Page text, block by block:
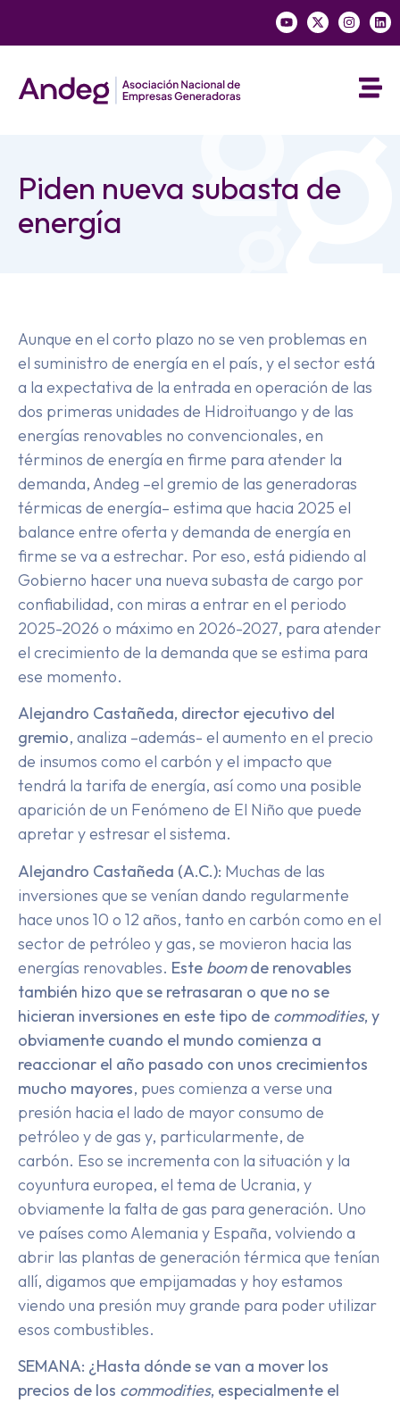
Piden nueva subasta de
energía
Aunque en el corto plazo no se ven problemas en
el suministro de energía en el país, y el sector está
a la expectativa de la entrada en operación de las
dos primeras unidades de Hidroituango y de las
energías renovables no convencionales, en
términos de energía en firme para atender la
demanda, Andeg –el gremio de las generadoras
térmicas de energía– estima que hacia 2025 el
balance entre oferta y demanda de energía en
firme se va a estrechar. Por eso, está pidiendo al
Gobierno hacer una nueva subasta de cargo por
confiabilidad, con miras a entrar en el periodo
2025-2026 o máximo en 2026-2027, para atender
el crecimiento de la demanda que se estima para
ese momento.
Alejandro Castañeda, director ejecutivo del
gremio, analiza –además- el aumento en el precio
de insumos como el carbón y el impacto que
tendrá la tarifa de energía, así como una posible
aparición de un Fenómeno de El Niño que puede
apretar y estresar el sistema.
Alejandro Castañeda (A.C.): Muchas de las
inversiones que se venían dando regularmente
hace unos 10 o 12 años, tanto en carbón como en el
sector de petróleo y gas, se movieron hacia las
energías renovables. Este boomde renovables
también hizo que se retrasaran o que no se
hicieran inversiones en este tipo de commodities, y
obviamente cuando el mundo comienza a
reaccionar el año pasado con unos crecimientos
mucho mayores, pues comienza a verse una
presión hacia el lado de mayor consumo de
petróleo y de gas y, particularmente, de
carbón. Eso se incrementa con la situación y la
coyuntura europea, el tema de Ucrania, y
obviamente la falta de gas para generación. Uno
ve países como Alemania y España, volviendo a
abrir las plantas de generación térmica que tenían
allí, digamos que empijamadas y hoy estamos
viendo una presión muy grande para poder utilizar
esos combustibles.
SEMANA: ¿Hasta dónde se van a mover los
precios de los commodities, especialmente el